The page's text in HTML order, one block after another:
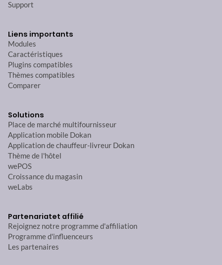
Support
Liens importants
Modules
Caractéristiques
Plugins compatibles
Thèmes compatibles
Comparer
Solutions
Place de marché multifournisseur
Application mobile Dokan
Application de chauffeur-livreur Dokan
Thème de l'hôtel
wePOS
Croissance du magasin
weLabs
Partenariatet affilié
Rejoignez notre programme d'affiliation
Programme d'influenceurs
Les partenaires